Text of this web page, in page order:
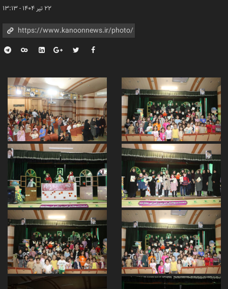
۲۲ تیر ۱۴۰۴ - ۱۳:۱۳